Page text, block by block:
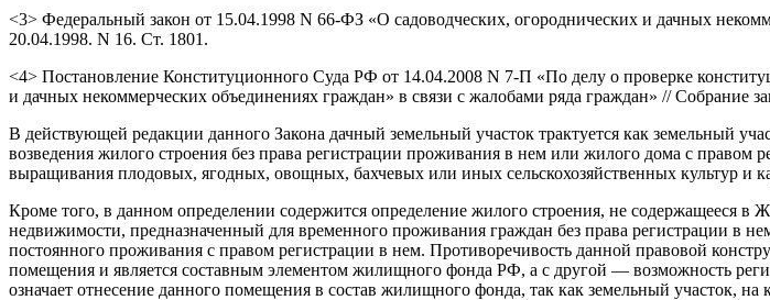
<3> Федеральный закон от 15.04.1998 N 66-ФЗ «О садоводческих, огороднических и дачных
20.04.1998. N 16. Ст. 1801.
<4> Постановление Конституционного Суда РФ от 14.04.2008 N 7-П «По делу о проверке
и дачных некоммерческих объединениях граждан» в связи с жалобами ряда граждан» // Собрание
В действующей редакции данного Закона дачный земельный участок трактуется как земельный
возведения жилого строения без права регистрации проживания в нем или жилого дома с
выращивания плодовых, ягодных, овощных, бахчевых или иных сельскохозяйственных культур и
Кроме того, в данном определении содержится определение жилого строения, не содержащееся
недвижимости, предназначенный для временного проживания граждан без права регистрации в
постоянного проживания с правом регистрации в нем. Противоречивость данной правовой
помещения и является составным элементом жилищного фонда РФ, а с другой — возможность
означает отнесение данного помещения в состав жилищного фонда, так как земельный участок, на